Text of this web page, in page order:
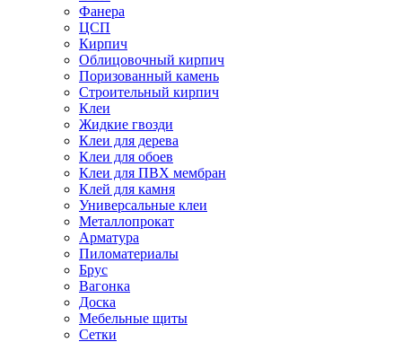
Фанера
ЦСП
Кирпич
Облицовочный кирпич
Поризованный камень
Строительный кирпич
Клеи
Жидкие гвозди
Клеи для дерева
Клеи для обоев
Клеи для ПВХ мембран
Клей для камня
Универсальные клеи
Металлопрокат
Арматура
Пиломатериалы
Брус
Вагонка
Доска
Мебельные щиты
Сетки